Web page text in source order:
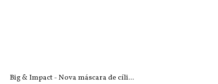
Big & Impact - Nova máscara de cíli...